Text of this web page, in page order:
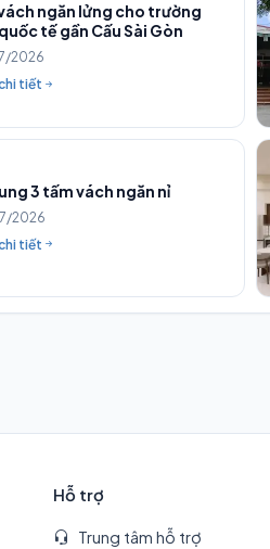
ngăn lửng cho trường
tế gần Cấu Sài Gòn
2026
tiết
3 tấm vách ngăn nỉ
2026
tiết
Hỗ trợ
Trung tâm hỗ trợ